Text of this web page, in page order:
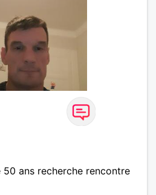
ans recherche rencontre